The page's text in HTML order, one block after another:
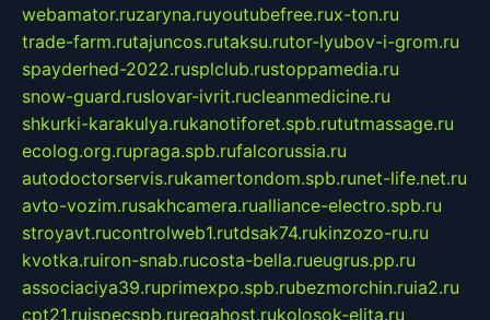
webamator.ruzaryna.ruyoutubefree.rux-ton.ru
trade-farm.rutajuncos.rutaksu.rutor-lyubov-i-grom.ru
spayderhed-2022.rusplclub.rustoppamedia.ru
snow-guard.ruslovar-ivrit.rucleanmedicine.ru
shkurki-karakulya.rukanotiforet.spb.rututmassage.ru
ecolog.org.rupraga.spb.rufalcorussia.ru
autodoctorservis.rukamertondom.spb.runet-life.net.ru
avto-vozim.rusakhcamera.rualliance-electro.spb.ru
stroyavt.rucontrolweb1.rutdsak74.rukinzozo-ru.ru
kvotka.ruiron-snab.rucosta-bella.rueugrus.pp.ru
associaciya39.ruprimexpo.spb.rubezmorchin.ruia2.ru
cpt21.ruispecspb.ruregahost.rukolosok-elita.ru